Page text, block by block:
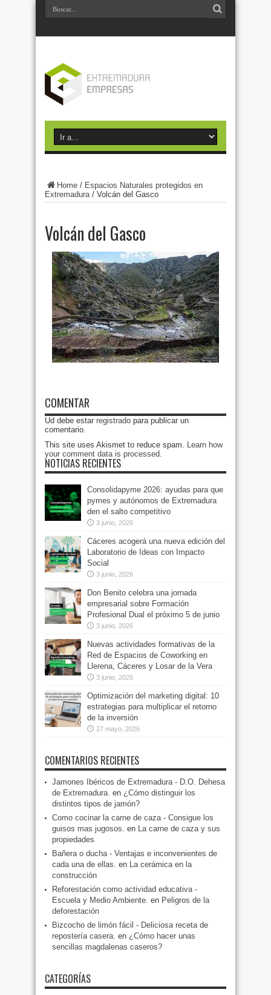
Home / Espacios Naturales protegidos en
Extremadura/ Volcán del Gasco
Volcán del Gasco
COMENTAR
Ud debe estar registrado para publicar un
comentario.
This site uses Akismet to reduce spam. Learn how
your comment data is processed.
NOTICIAS RECIENTES
Consolidapyme 2026: ayudas para que
pymes y autónomos de Extremadura
den el salto competitivo
3 junio, 2026
Cáceres acogerá una nueva edición del
Laboratorio de Ideas con Impacto
Social
3 junio, 2026
Don Benito celebra una jornada
empresarial sobre Formación
Profesional Dual el próximo 5 de junio
3 junio, 2026
Nuevas actividades formativas de la
Red de Espacios de Coworking en
Llerena, Cáceres y Losar de la Vera
3 junio, 2026
Optimización del marketing digital: 10
estrategias para multiplicar el retorno
de la inversión
27 mayo, 2026
COMENTARIOS RECIENTES
Jamones Ibéricos de Extremadura - D.O. Dehesa
de Extremadura. en ¿Cómo distinguir los
distintos tipos de jamón?
Como cocinar la carne de caza - Consigue los
guisos mas jugosos. en La carne de caza y sus
propiedades
Bañera o ducha - Ventajas e inconvenientes de
cada una de ellas. en La cerámica en la
construcción
Reforestación como actividad educativa -
Escuela y Medio Ambiente. en Peligros de la
deforestación
Bizcocho de limón fácil - Deliciosa receta de
repostería casera. en ¿Cómo hacer unas
sencillas magdalenas caseros?
CATEGORÍAS